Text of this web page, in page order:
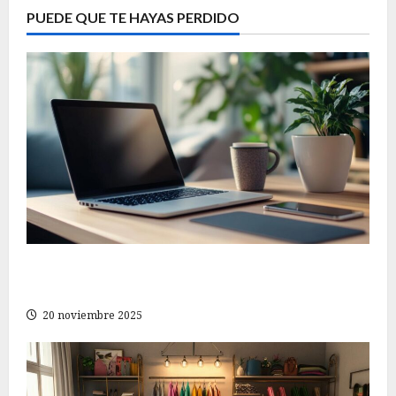
PUEDE QUE TE HAYAS PERDIDO
20 noviembre 2025